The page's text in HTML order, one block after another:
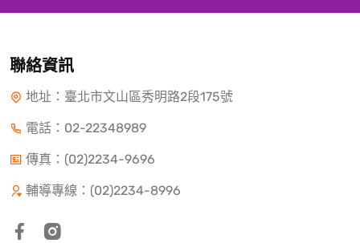
聯絡資訊
地址：臺北市文山區秀明路2段175號
電話： 02-22348989
傳真：(02)2234-9696
輔導專線：(02)2234-8996